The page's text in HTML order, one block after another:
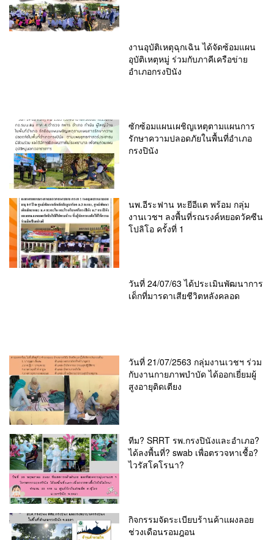
งานอุบัติเหตุฉุกเฉิน ได้จัดซ้อมแผน
อุบัติเหตุหมู่ ร่วมกับภาคีเครือข่าย
อำเภอกรงปินัง
ซักซ้อมแผนเผชิญเหตุตามแผนการ
รักษาความปลอดภัยในพื้นที่อำเภอ
กรงปินัง
นพ.อีระฟาน หะยีอีแต พร้อม กลุ่ม
งานเวชฯ ลงพื้นที่รณรงค์หยอดวัคซีน
โปลิโอ ครั้งที่ 1
วันที่ 24/07/63 ได้ประเมินพัฒนาการ
เด็กที่มารดาเสียชีวิตหลังคลอด
วันที่ 21/07/2563 กลุ่มงานเวชฯ ร่วม
กับงานกายภาพบำบัด ได้ออกเยี่ยมผู้
สูงอายุติดเตียง
ทีม? SRRT รพ.กรงปินังและอำเภอ?
ได้ลงพื้นที่? swab เพื่อตรวจหาเชื้อ?
ไวรัสโคโรนา?
กิจกรรมจัดระเบียบร้านค้าแผงลอย
ช่วงเดือนรอมฎอน